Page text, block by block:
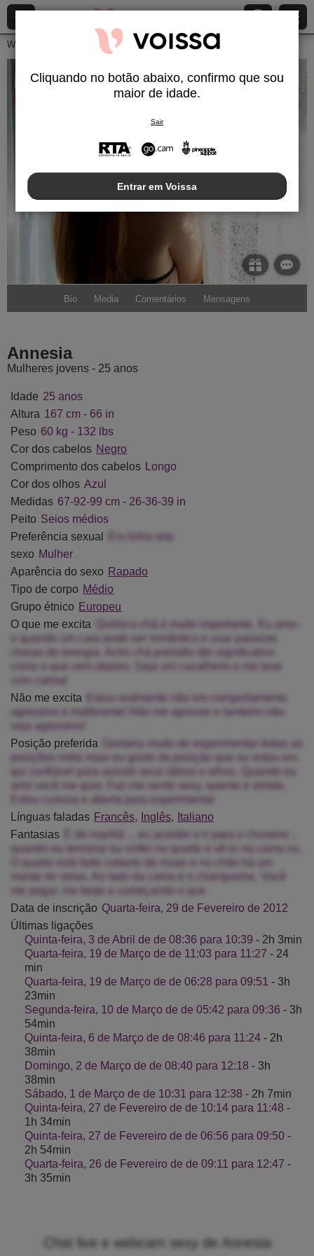
Webcams ao Vivo Mulheres jovens Annesia
Annesia
Desconectado
Bio Media Comentários Mensagens
Annesia
Mulheres jovens - 25 anos
Idade 25 anos
Altura 167 cm - 66 in
Peso 60 kg - 132 lbs
Cor dos cabelos Negro
Comprimento dos cabelos Longo
Cor dos olhos Azul
Medidas 67-92-99 cm - 26-36-39 in
Peito Seios médios
Preferência sexual
Em linha reta
sexo Mulher
Aparência do sexo Rapado
Tipo de corpo Médio
Grupo étnico Europeu
O que me excita
Química chá é muito importante. Eu amo-
o quando um cara pode ser romântico e usar palavras
cheias de energia. Acho chá prelúdio tão significativo
como o que vem depois. Seja um cavalheiro e me leve
com calma!
Não me excita
Estou realmente não em comportamento
agressivo e indiferente! Não me apresse e também não
seja agressivo!
Posição preferida
Gostaria muito de experimentar todas as
posições meta mais eu gosto da posição que eu estou em
qui confiável para assistir seus lábios e olhos. Quando eu
amo você me quer. Faz-me sentir sexy, quente e úmida.
Estou curiosa e aberta para experimentar
Línguas faladas Francês Inglês
Italiano
Fantasias
É de manhã ... eu acordei e ir para o chuveiro ..
quando eu terminar eu voltei no quarto e vê-lo na cama nu.
O quarto está todo coberto de rosas e no chão há um
monte de velas. Ao lado da cama é o champanhe. Você
me pegar, me beije e começando o que
Data de inscrição Quarta-feira, 29 de Fevereiro de 2012
Últimas ligações
Quinta-feira, 3 de Abril de de 08:36 para 10:39 - 2h 3min
Quarta-feira, 19 de Março de de 11:03 para 11:27 - 24
min
Quarta-feira, 19 de Março de de 06:28 para 09:51 - 3h
23min
Segunda-feira, 10 de Março de de 05:42 para 09:36 - 3h
54min
Quinta-feira, 6 de Março de de 08:46 para 11:24 - 2h
38min
Domingo, 2 de Março de de 08:40 para 12:18 - 3h
38min
Sábado, 1 de Março de de 10:31 para 12:38 - 2h 7min
Quinta-feira, 27 de Fevereiro de de 10:14 para 11:48 -
1h 34min
Quinta-feira, 27 de Fevereiro de de 06:56 para 09:50 -
2h 54min
Quarta-feira, 26 de Fevereiro de de 09:11 para 12:47 -
3h 35min
Chat live e webcam sexy de Annesia
Cliquando no botão abaixo, confirmo que sou
maior de idade.
Sair
Entrar em Voissa